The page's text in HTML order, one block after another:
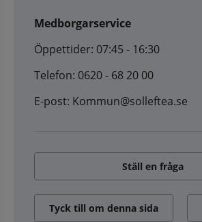
Medborgarservice
Öppettider: 07:45 - 16:30
Telefon: 0620 - 68 20 00
E-post: Kommun@solleftea.se
Ställ en fråga
Tyck till om denna sida